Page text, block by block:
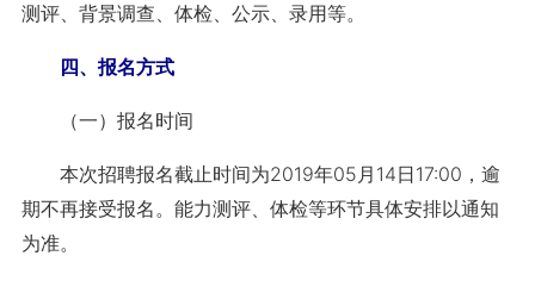
测评、背景调查、体检、公示、录用等。
四、报名方式
（一）报名时间
本次招聘报名截止时间为2019年05月14日17:00，逾
期不再接受报名。能力测评、体检等环节具体安排以通知
为准。